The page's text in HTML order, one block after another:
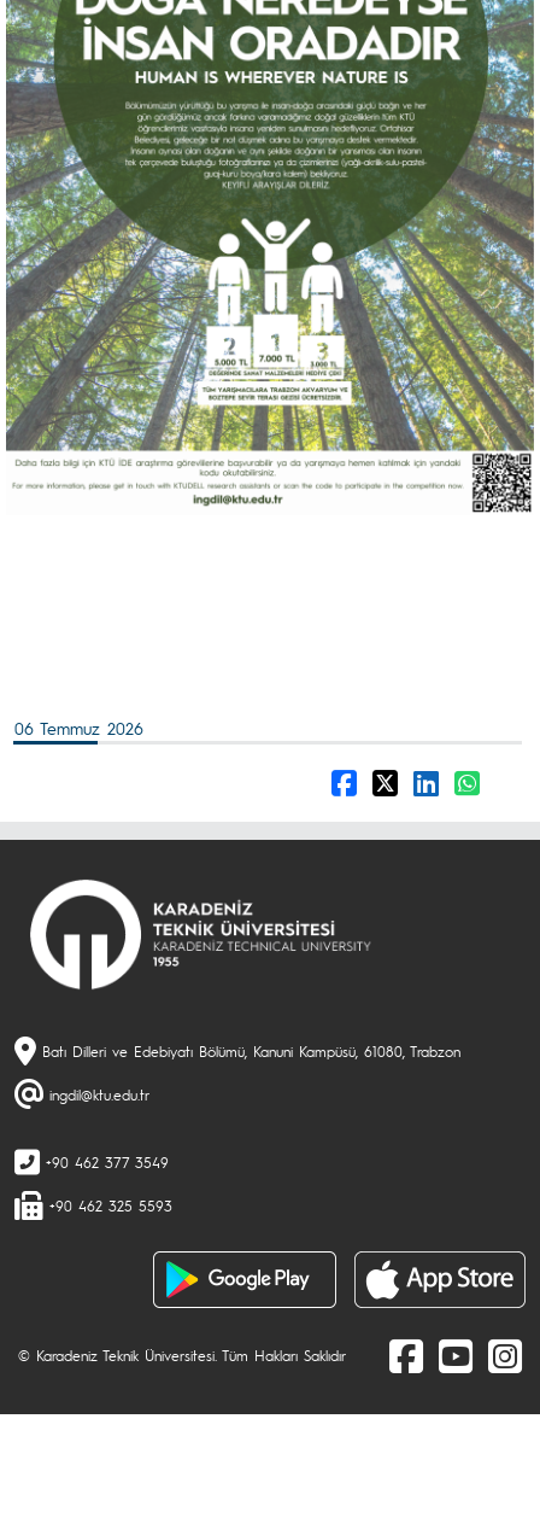
06 Temmuz 2026
Batı Dilleri ve Edebiyatı Bölümü, Kanuni Kampüsü, 61080, Trabzon
ingdil@ktu.edu.tr
+90 462 377 3549
+90 462 325 5593
© Karadeniz Teknik Üniversitesi. Tüm Hakları Saklıdır